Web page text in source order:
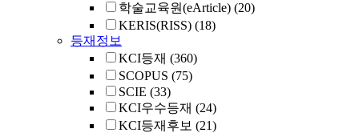
학술교육원(eArticle) (20)
KERIS(RISS) (18)
등재정보
KCI등재 (360)
SCOPUS (75)
SCIE (33)
KCI우수등재 (24)
KCI등재후보 (21)